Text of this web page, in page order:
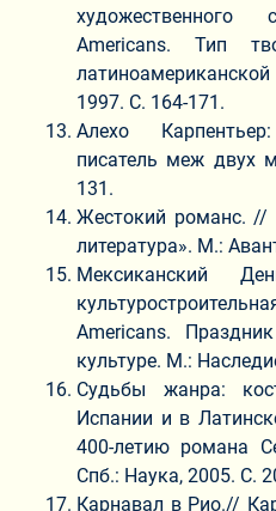
Americans. Тип
1997. С. 164-171.
Алехо
писатель меж двух
131.
Жестокий романс. //
литература». М.:
Мексиканский
Americans.
культуре. М.:
Судьбы жанра:
Испании и в
400-летию романа
Спб.: Наука, 2005. С.
Карнавал в Рио.//